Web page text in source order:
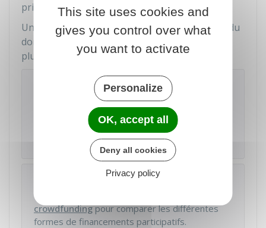
privilégiés.
Une contrepartie proportionnelle au montant du
don incitera les éventuels donateurs à donner
plus pour avoir une meilleure contrepartie.
Attention
PAS DE PLAFONDpour le montant
des dons. En revanche, le montant maximum
pouvant être levé par le porteur de projet est
5 000 000 €sur 12 mois.
Vous pouvez consulter le
crowdfundingpour comparer les différentes
formes de financements participatifs.
This site uses cookies and
gives you control over what
you want to activate
Personalize
OK, accept all
Deny all cookies
Privacy policy